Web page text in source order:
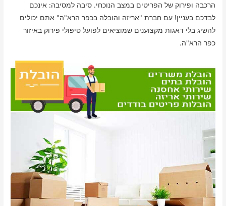
הרכבה ופירוק של הפריטים במצב הנוכחי. סיבה למסיבה: אינכם
לבדכם בעניין! עם חברת "אריזה והובלה בכפר הרא"ה" אתם יכולים
להשיג בלי דאגות מקצוענים שמוציאים לפועל טיפולי פירוק באיזור
כפר הרא"ה.